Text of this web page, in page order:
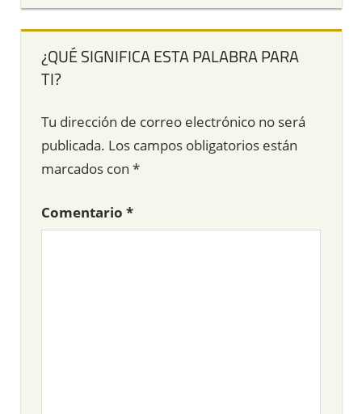
¿QUÉ SIGNIFICA ESTA PALABRA PARA
TI?
Tu dirección de correo electrónico no será
publicada. Los campos obligatorios están
marcados con *
Comentario *